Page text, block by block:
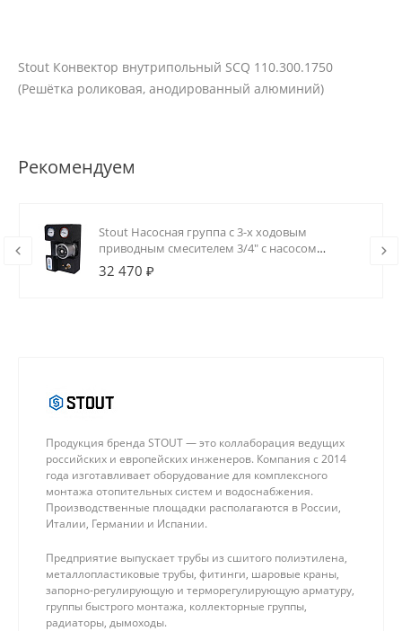
Stout Конвектор внутрипольный SCQ 110.300.1750
(Решётка роликовая, анодированный алюминий)
Рекомендуем
Stout Насосная группа с 3-х ходовым
приводным смесителем 3/4" с насосом
Grundfos UPSO 15-65 130
32 470 ₽
Продукция бренда STOUT — это коллаборация ведущих
российских и европейских инженеров. Компания с 2014
года изготавливает оборудование для комплексного
монтажа отопительных систем и водоснабжения.
Производственные площадки располагаются в России,
Италии, Германии и Испании.
Предприятие выпускает трубы из сшитого полиэтилена,
металлопластиковые трубы, фитинги, шаровые краны,
запорно-регулирующую и терморегулирующую арматуру,
группы быстрого монтажа, коллекторные группы,
радиаторы, дымоходы.